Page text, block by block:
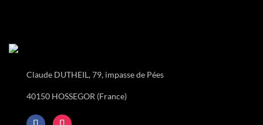
Claude DUTHEIL, 79, impasse de Pées
40150 HOSSEGOR (France)